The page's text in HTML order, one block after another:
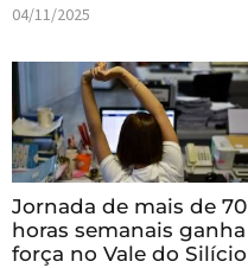
04/11/2025
Jornada de mais de 70
horas semanais ganha
força no Vale do Silício